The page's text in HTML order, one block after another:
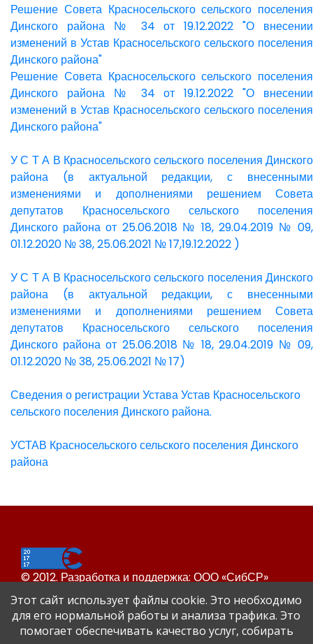
Решение Совета Красносельского сельского поселения
Динского района № 34 от 19.12.2022 "О внесении
изменений в Устав Красносельского сельского поселения
Динского района"
Решение Совета Красносельского сельского поселения
Динского района № 34 от 19.12.2022 "О внесении
изменений в Устав Красносельского сельского поселения
Динского района"
У С Т А В Красносельского сельского поселения Динского
района (в актуальной редакции, с внесенными
изменениями и дополнениями решением Совета
депутатов Красносельского сельского поселения
Динского района от 25.06.2018 № 18, 29.04.2019 № 09,
01.12.2020 № 38, 25.06.2021 № 17,19.12.2022 )
У С Т А В Красносельского сельского поселения Динского
района (в актуальной редакции, с внесенными
изменениями и дополнениями решением Совета
депутатов Красносельского сельского поселения
Динского района от 25.06.2018 № 18, 29.04.2019 № 09,
01.12.2020 № 38, 25.06.2021 № 17)
Сведения о регистрации Устава Устав Красносельского
сельского поселения Динского района.
УСТАВ Красносельского сельского поселения Динского
района
© 2012. Разработка и поддержка: ООО «СибСР»
Все права защищены законом и международными
соглашениями.
Этот сайт использует файлы cookie. Это необходимо
для его нормальной работы и анализа трафика. Это
помогает обеспечивать качество услуг, собирать